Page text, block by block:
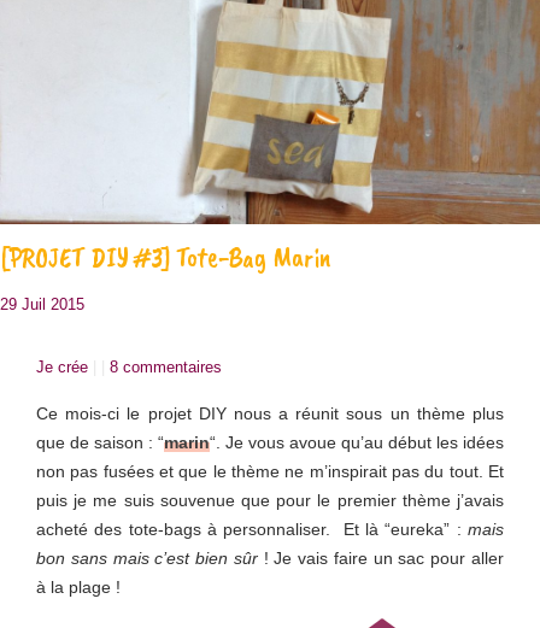
[PROJET DIY #3] Tote-Bag Marin
29 Juil 2015
Je crée 8 commentaires
Ce mois-ci le projet DIY nous a réunit sous un thème plus
que de saison : “marin“. Je vous avoue qu’au début les idées
non pas fusées et que le thème ne m’inspirait pas du tout. Et
puis je me suis souvenue que pour le premier thème j’avais
acheté des tote-bags à personnaliser. Et là “eureka” : mais
bon sans mais c’est bien sûr! Je vais faire un sac pour aller
à la plage !